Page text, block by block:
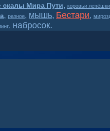
скалы Мира Пути, коровьи лепёшки
, разное, мышь, Бестари,
, набросок.